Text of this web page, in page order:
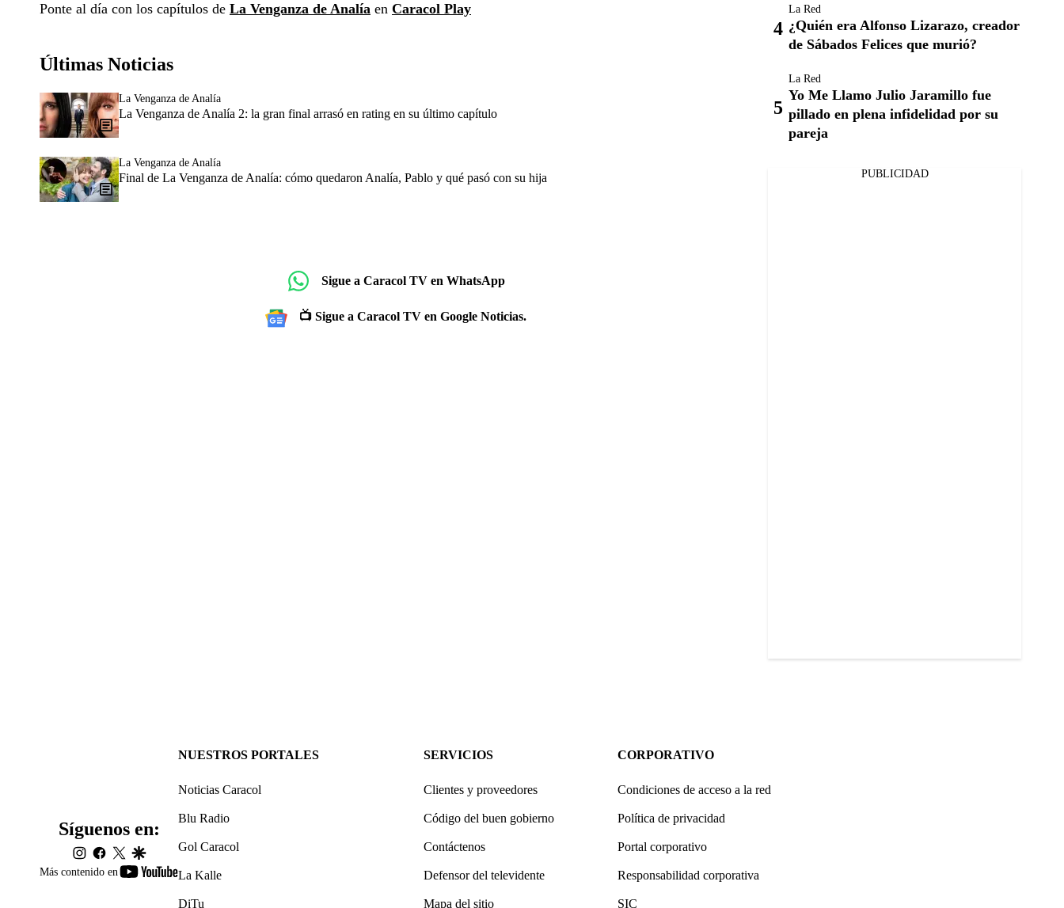
Ponte al día con los capítulos de La Venganza de Analía en Caracol Play
Últimas Noticias
La Venganza de Analía
La Venganza de Analía 2: la gran final arrasó en rating en su último capítulo
La Venganza de Analía
Final de La Venganza de Analía: cómo quedaron Analía, Pablo y qué pasó con su hija
Sigue a Caracol TV en WhatsApp
📺 Sigue a Caracol TV en Google Noticias.
La Red
¿Quién era Alfonso Lizarazo, creador
de Sábados Felices que murió?
La Red
Yo Me Llamo Julio Jaramillo fue
pillado en plena infidelidad por su
pareja
PUBLICIDAD
Más contenido en
youtube-
Síguenos en:
instagram
facebook
twittergoogle
NUESTROS PORTALES
Noticias Caracol
Blu Radio
Gol Caracol
La Kalle
DiTu
SERVICIOS
Clientes y proveedores
Código del buen gobierno
Contáctenos
Defensor del televidente
Mapa del sitio
CORPORATIVO
Condiciones de acceso a la red
Política de privacidad
Portal corporativo
Responsabilidad corporativa
SIC